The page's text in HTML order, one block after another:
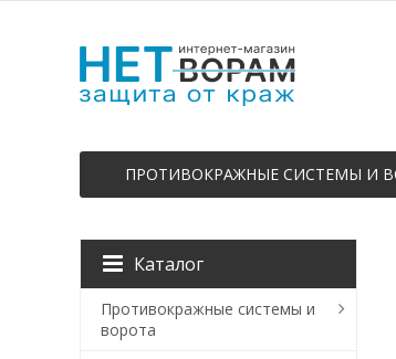
ПРОТИВОКРАЖНЫЕ СИСТЕМЫ И
Каталог
Противокражные системы и
ворота